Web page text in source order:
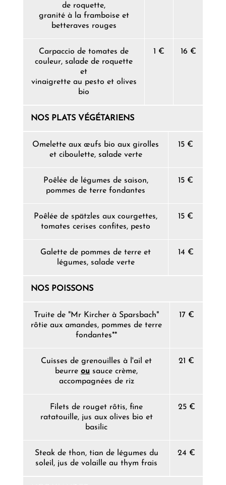
de roquette,
granité à la framboise et
betteraves rouges
Carpaccio de tomates de
couleur, salade de roquette
et
vinaigrette au pesto et olives
bio
1 € 16 €
NOS PLATS VÉGÉTARIENS
Omelette aux œufs bio aux girolles
et ciboulette, salade verte
15 €
Poêlée de légumes de saison,
pommes de terre fondantes
15 €
Poêlée de spätzles aux courgettes,
tomates cerises confites, pesto
15 €
Galette de pommes de terre et
légumes, salade verte
14 €
NOS POISSONS
Truite de "Mr Kircher à Sparsbach"
rôtie aux amandes, pommes de terre
fondantes**
17 €
Cuisses de grenouilles à l'ail et
beurre ou sauce crème,
accompagnées de riz
21 €
Filets de rouget rôtis, fine
ratatouille, jus aux olives bio et
basilic
25 €
Steak de thon, tian de légumes du
soleil, jus de volaille au thym frais
24 €